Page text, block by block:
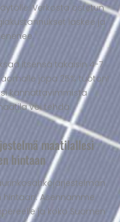
Verkosta ostetun
laskee ja
itsensä takaisin 4-7
jopa 25% tuoton!
kannattavimmista
voi tehdä.
maatilallesi
hintaan
hintaan. Asennamme
ja koko Suomen